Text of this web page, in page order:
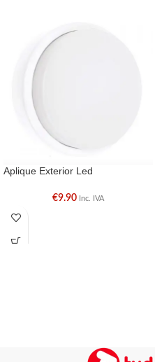
Aplique Exterior Led
€9.90 Inc. IVA